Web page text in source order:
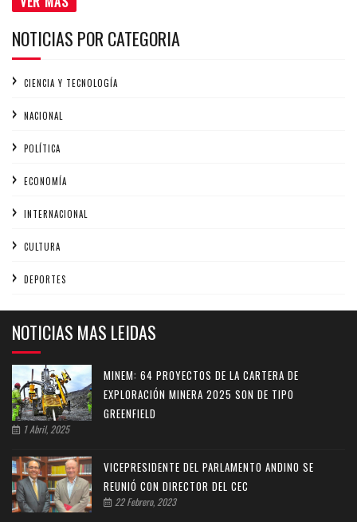
NOTICIAS POR CATEGORIA
CIENCIA Y TECNOLOGÍA
NACIONAL
POLÍTICA
ECONOMÍA
INTERNACIONAL
CULTURA
DEPORTES
NOTICIAS MAS LEIDAS
MINEM: 64 PROYECTOS DE LA CARTERA DE
EXPLORACIÓN MINERA 2025 SON DE TIPO
GREENFIELD
1 Abril, 2025
VICEPRESIDENTE DEL PARLAMENTO ANDINO SE
REUNIÓ CON DIRECTOR DEL CEC
22 Febrero, 2023